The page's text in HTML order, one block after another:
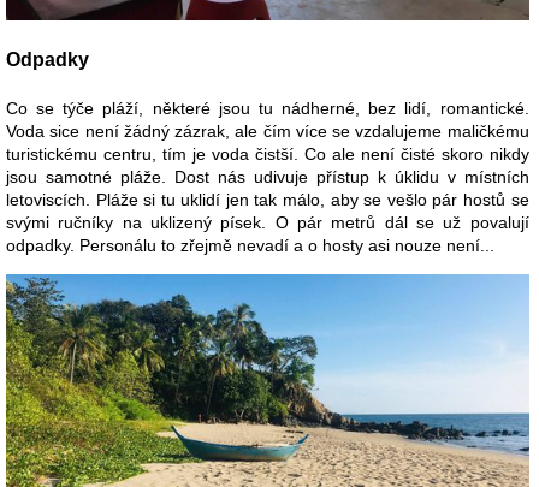
Odpadky
Co se týče pláží, některé jsou tu nádherné, bez lidí, romantické.
Voda sice není žádný zázrak, ale čím více se vzdalujeme maličkému
turistickému centru, tím je voda čistší. Co ale není čisté skoro nikdy
jsou samotné pláže. Dost nás udivuje přístup k úklidu v místních
letoviscích. Pláže si tu uklidí jen tak málo, aby se vešlo pár hostů se
svými ručníky na uklizený písek. O pár metrů dál se už povalují
odpadky. Personálu to zřejmě nevadí a o hosty asi nouze není...